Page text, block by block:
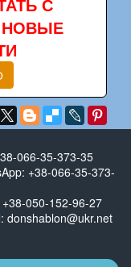
С
НОВЫЕ
066-35-373-35
+38-066-35-373-
050-152-96-27
donshablon@ukr.net